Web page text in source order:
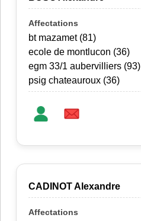
bt mazamet (81)
ecole de montlucon (36)
egm 33/1 aubervilliers (93)
psig chateauroux (36)
CADINOT Alexandre